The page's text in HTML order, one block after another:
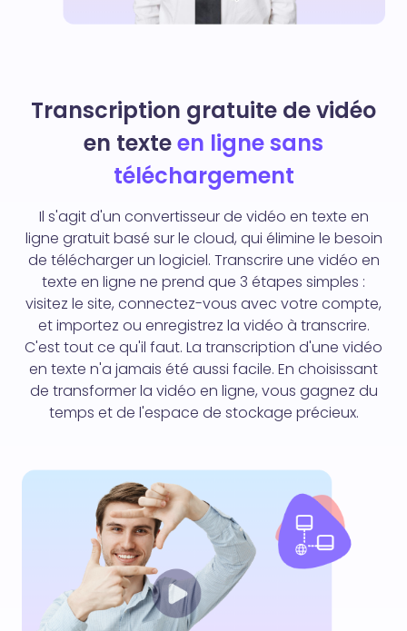
Transcription gratuite de vidéo
en texteen ligne sans
téléchargement
Il s'agit d'un convertisseur de vidéo en texte en
ligne gratuit basé sur le cloud, qui élimine le besoin
de télécharger un logiciel. Transcrire une vidéo en
texte en ligne ne prend que 3 étapes simples :
visitez le site, connectez-vous avec votre compte,
et importez ou enregistrez la vidéo à transcrire.
C'est tout ce qu'il faut. La transcription d'une vidéo
en texte n'a jamais été aussi facile. En choisissant
de transformer la vidéo en ligne, vous gagnez du
temps et de l'espace de stockage précieux.